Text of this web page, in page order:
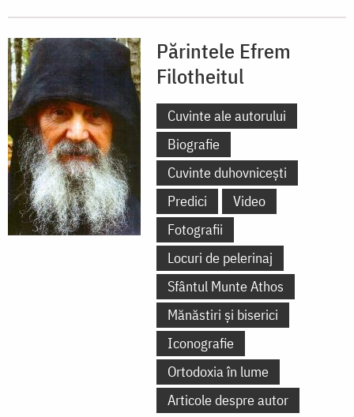
Părintele Efrem
Filotheitul
Cuvinte ale autorului
Biografie
Cuvinte duhovnicești
Predici
Video
Fotografii
Locuri de pelerinaj
Sfântul Munte Athos
Mănăstiri și biserici
Iconografie
Ortodoxia în lume
Articole despre autor